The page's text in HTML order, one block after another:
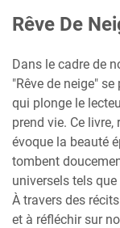
Rêve De
Dans le cadre de
"Rêve de neige"
qui plonge le
prend vie. Ce
évoque la beauté
tombent
universels tels
À travers des
et à réfléchir sur